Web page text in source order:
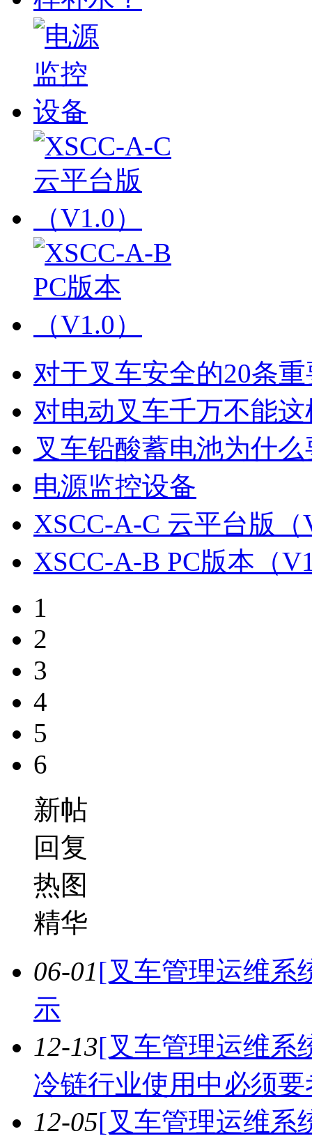
对于叉车安全的20条
对电动叉车千万不能
叉车铅酸蓄电池为什
电源监控设备
XSCC-A-C 云平台版（
XSCC-A-B PC版本（
1
2
3
4
5
6
新帖
回复
热图
精华
06-01[叉车管理运维系
示
12-13[叉车管理运维系
冷链行业使用中必须
12-05[叉车管理运维系